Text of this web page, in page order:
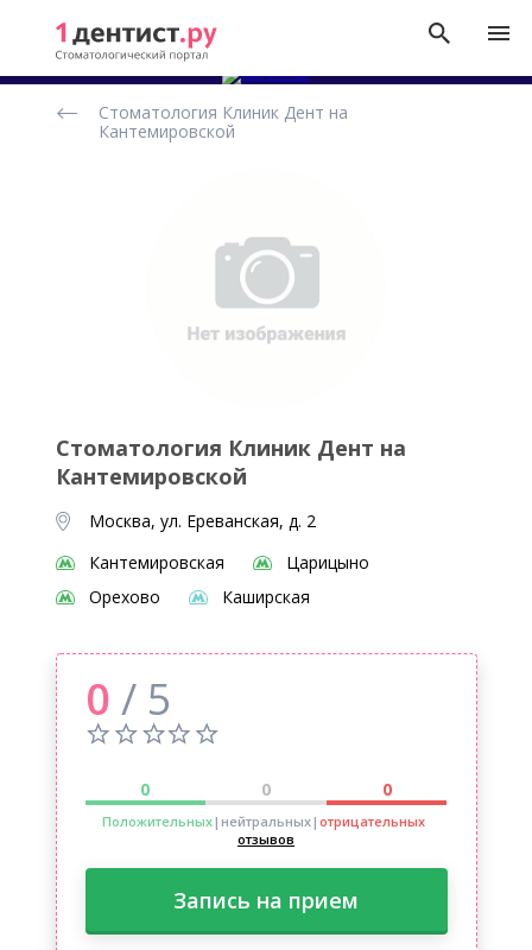
стоматологических
Стоматология Клиник Дент на
Кантемировской
Стоматология Клиник Дент на
Кантемировской
Москва, ул. Ереванская, д. 2
Кантемировская
Царицыно
Орехово
Каширская
0 / 5
0 0 0
Положительных|нейтральных| отрицательных
отзывов
Запись на прием